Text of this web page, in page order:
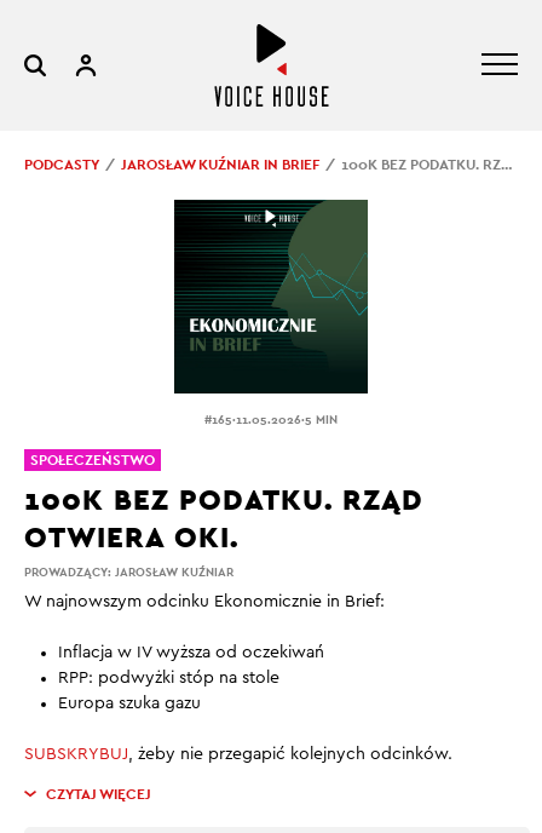
PODCASTY JAROSŁAW KUŹNIAR IN BRIEF 100K BEZ PODATKU. RZĄD OTWIERA OKI.
#165.11.05.2026.5 MIN
PROWADZĄCY: JAROSŁAW KUŹNIAR
100K BEZ PODATKU. RZĄD
OTWIERA OKI.
W najnowszym odcinku Ekonomicznie in Brief:
Inflacja w IV wyższa od oczekiwań
RPP: podwyżki stóp na stole
Europa szuka gazu
SUBSKRYBUJ, żeby nie przegapić kolejnych odcinków.
CZYTAJ WIĘCEJ
SPOŁECZEŃSTWO